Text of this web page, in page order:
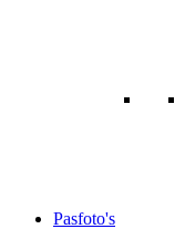
Pasfoto's